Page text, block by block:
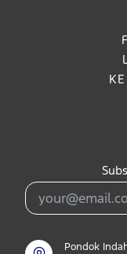
Pondok